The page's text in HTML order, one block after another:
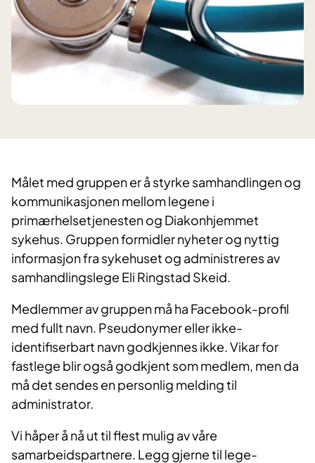
​Målet med gruppen er å styrke samhandlingen og
kommunikasjonen mellom legene i
primærhelsetjenesten og Diakonhjemmet
sykehus. Gruppen formidler nyheter og nyttig
informasjon fra sykehuset og administreres av
samhandlingslege Eli Ringstad Skeid.
Medlemmer av gruppen må ha Facebook-profil
med fullt navn. Pseudonymer eller ikke-
identifiserbart navn godkjennes ikke. Vikar for
fastlege blir også godkjent som medlem, men da
må det sendes en personlig melding til
administrator.
Vi håper å nå ut til flest mulig av våre
samarbeidspartnere. Legg gjerne til lege-